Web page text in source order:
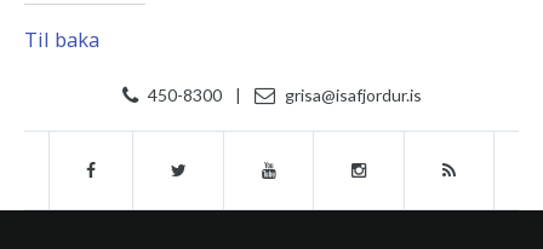
Til baka
450-8300 | grisa@isafjordur.is